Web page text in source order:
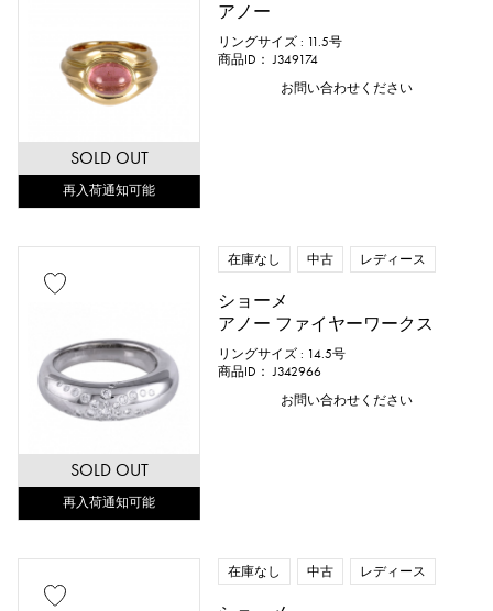
SOLD OUT
再入荷通知可能
アノー
リングサイズ : 11.5号
商品ID： J349174
お問い合わせください
SOLD OUT
再入荷通知可能
在庫なし 中古 レディース
ショーメ
アノー ファイヤーワークス
リングサイズ : 14.5号
商品ID： J342966
お問い合わせください
在庫なし 中古 レディース